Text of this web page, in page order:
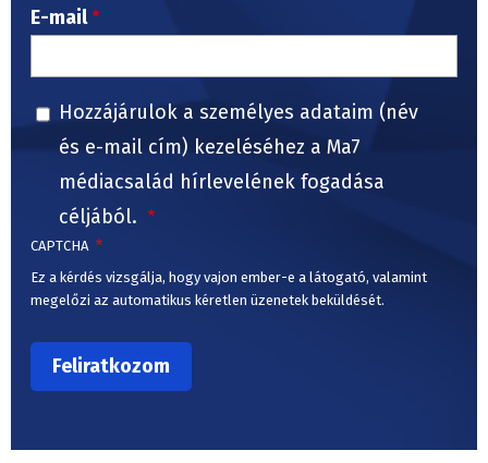
E-mail
Hozzájárulok a személyes adataim (név
és e-mail cím) kezeléséhez a Ma7
médiacsalád hírlevelének fogadása
céljából.
CAPTCHA
Ez a kérdés vizsgálja, hogy vajon ember-e a látogató, valamint
megelőzi az automatikus kéretlen üzenetek beküldését.